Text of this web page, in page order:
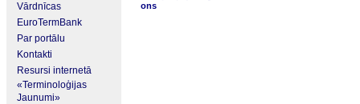
Vārdnīcas
EuroTermBank
Par portālu
Kontakti
Resursi internetā
«Terminoloģijas
Jaunumi»
ons